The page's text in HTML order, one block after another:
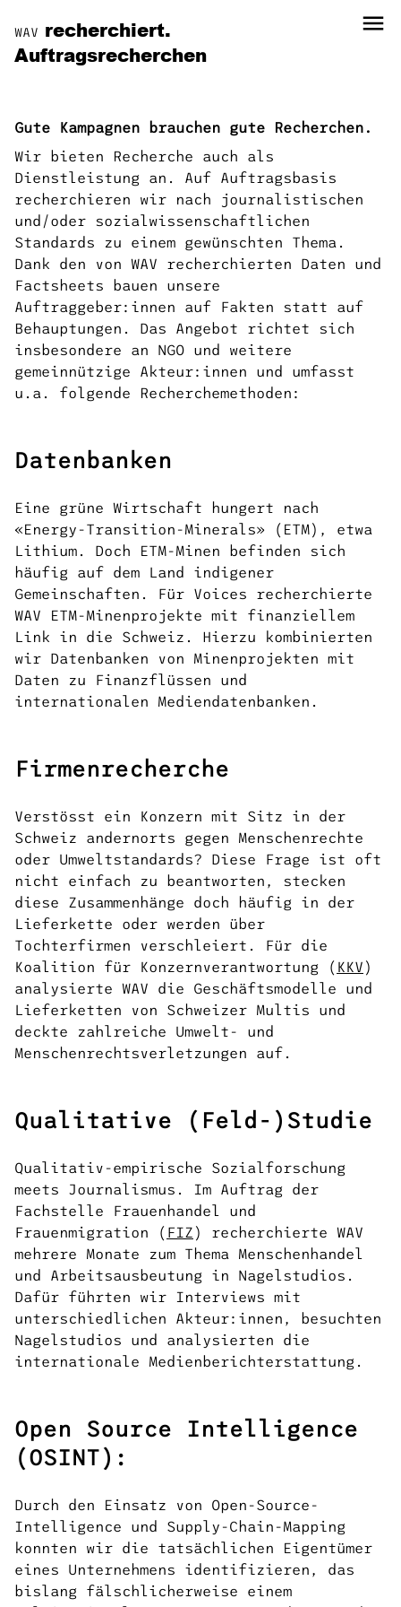
WAV recherchiert. menu
Auftragsrecherchen
Gute Kampagnen brauchen gute Recherchen.
Wir bieten Recherche auch als
Dienstleistung an. Auf Auftragsbasis
recherchieren wir nach journalistischen
und/oder sozialwissenschaftlichen
Standards zu einem gewünschten Thema.
Dank den von WAV recherchierten Daten und
Factsheets bauen unsere
Auftraggeber:innen auf Fakten statt auf
Behauptungen. Das Angebot richtet sich
insbesondere an NGO und weitere
gemeinnützige Akteur:innen und umfasst
u.a. folgende Recherchemethoden:
Datenbanken
Eine grüne Wirtschaft hungert nach
«Energy-Transition-Minerals» (ETM), etwa
Lithium. Doch ETM-Minen befinden sich
häufig auf dem Land indigener
Gemeinschaften. Für Voices recherchierte
WAV ETM-Minenprojekte mit finanziellem
Link in die Schweiz. Hierzu kombinierten
wir Datenbanken von Minenprojekten mit
Daten zu Finanzflüssen und
internationalen Mediendatenbanken.
Firmenrecherche
Verstösst ein Konzern mit Sitz in der
Schweiz andernorts gegen Menschenrechte
oder Umweltstandards? Diese Frage ist oft
nicht einfach zu beantworten, stecken
diese Zusammenhänge doch häufig in der
Lieferkette oder werden über
Tochterfirmen verschleiert. Für die
Koalition für Konzernverantwortung ( KKV )
analysierte WAV die Geschäftsmodelle und
Lieferketten von Schweizer Multis und
deckte zahlreiche Umwelt- und
Menschenrechtsverletzungen auf.
Qualitative (Feld-)Studie
Qualitativ-empirische Sozialforschung
meets Journalismus. Im Auftrag der
Fachstelle Frauenhandel und
Frauenmigration ( FIZ ) recherchierte WAV
mehrere Monate zum Thema Menschenhandel
und Arbeitsausbeutung in Nagelstudios.
Dafür führten wir Interviews mit
unterschiedlichen Akteur:innen, besuchten
Nagelstudios und analysierten die
internationale Medienberichterstattung.
Open Source Intelligence
(OSINT):
Durch den Einsatz von Open-Source-
Intelligence und Supply-Chain-Mapping
konnten wir die tatsächlichen Eigentümer
eines Unternehmens identifizieren, das
bislang fälschlicherweise einem